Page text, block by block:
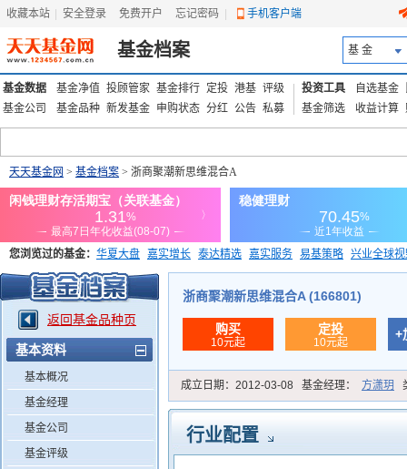
收藏本站 安全登录 免费开户 忘记密码 手机客户端
基金档案 基 金
基金数据 基金净值 投顾管家 基金排行 定投 港基 评级
基金公司
基金品种 新发基金 申购状态 分红 公告 私募
投资工具 自选基金
基金筛选
收益计算
天天基金网 > 基金档案 > 浙商聚潮新思维混合A
您浏览过的基金： 华夏大盘 嘉实增长 泰达精选 嘉实服务 易基策略 兴业全球
添富优势 华安宏利 上证180价值ETF
返回基金品种页
基本资料
基本概况
基金经理
基金公司
基金评级
浙商聚潮新思维混合A (166801)
购买
10元起
定投
10元起
+
成立日期： 2012-03-08 基金经理： 方潇玥
行业配置